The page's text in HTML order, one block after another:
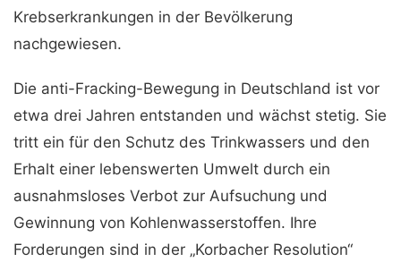
Krebserkrankungen in der Bevölkerung
nachgewiesen.
Die anti-Fracking-Bewegung in Deutschland ist vor
etwa drei Jahren entstanden und wächst stetig. Sie
tritt ein für den Schutz des Trinkwassers und den
Erhalt einer lebenswerten Umwelt durch ein
ausnahmsloses Verbot zur Aufsuchung und
Gewinnung von Kohlenwasserstoffen. Ihre
Forderungen sind in der „Korbacher Resolution“